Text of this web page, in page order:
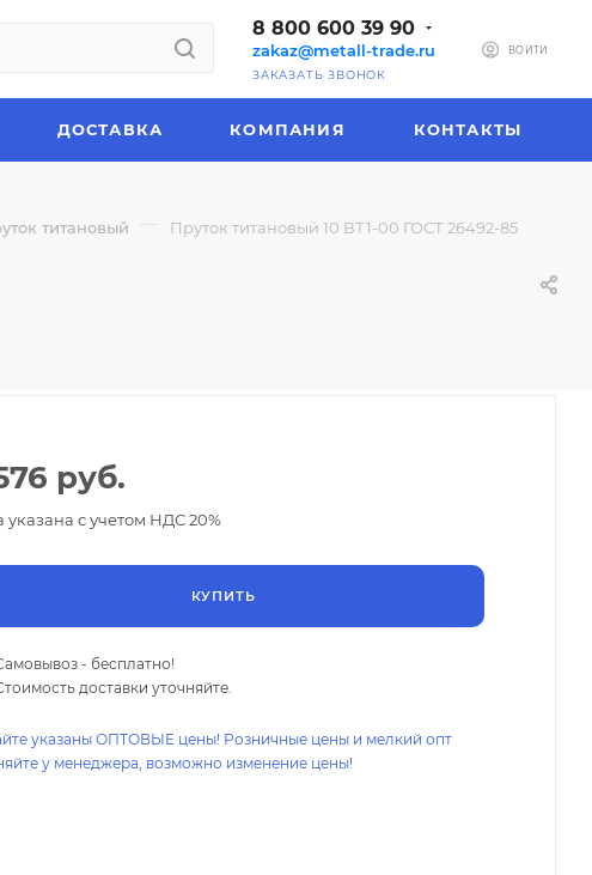
8 800 600 39 90
zakaz@metall-trade.ru
ЗАКАЗАТЬ ЗВОНОК
ВОЙТИ
ДОСТАВКА КОМПАНИЯ КОНТАКТЫ
титановый — Пруток титановый 10 ВТ1-00 ГОСТ 26492-85
руб.
указана с учетом НДС 20%
КУПИТЬ
- бесплатно!
доставки уточняйте.
указаны ОПТОВЫЕ цены! Розничные цены и мелкий опт
у менеджера, возможно изменение цены!